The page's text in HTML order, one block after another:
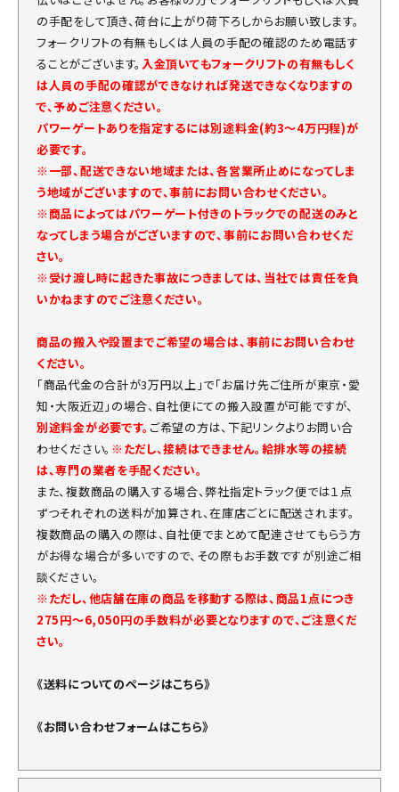
の手配をして頂き、荷台に上がり荷下ろしからお願い致します。
フォークリフトの有無もしくは人員の手配の確認のため電話す
ることがございます。 入金頂いてもフォークリフトの有無もしく
は人員の手配の確認ができなければ発送できなくなりますの
で、予めご注意ください。
パワーゲートありを指定するには別途料金(約3～4万円程)が
必要です。
※一部、配送できない地域または、各営業所止めになってしま
う地域がございますので、事前にお問い合わせください。
※商品によってはパワーゲート付きのトラックでの配送のみと
なってしまう場合がございますので、事前にお問い合わせくだ
さい。
※受け渡し時に起きた事故につきましては、当社では責任を負
いかねますのでご注意ください。
商品の搬入や設置までご希望の場合は、事前にお問い合わせ
ください。
「商品代金の合計が3万円以上」で「お届け先ご住所が東京・愛
知・大阪近辺」の場合、自社便にての搬入設置が可能ですが、
別途料金が必要です。 ご希望の方は、下記リンクよりお問い合
わせください。 ※ただし、接続はできません。給排水等の接続
は、専門の業者を手配ください。
また、複数商品の購入する場合、弊社指定トラック便では１点
ずつそれぞれの送料が加算され、在庫店ごとに配送されます。
複数商品の購入の際は、自社便でまとめて配達させてもらう方
がお得な場合が多いですので、その際もお手数ですが別途ご相
談ください。
※ただし、他店舗在庫の商品を移動する際は、商品1点につき
275円～6,050円の手数料が必要となりますので、ご注意くだ
さい。
《送料についてのページはこちら》
《お問い合わせフォームはこちら》